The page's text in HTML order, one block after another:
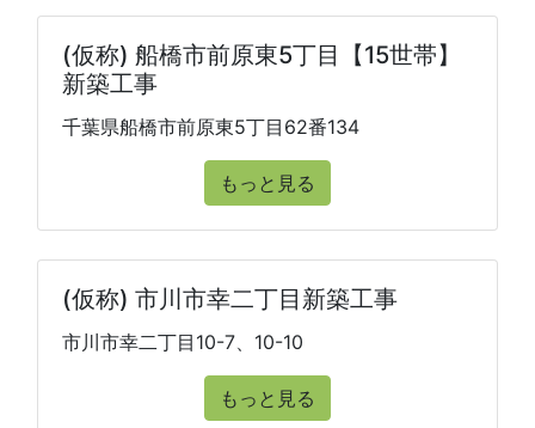
(仮称) 船橋市前原東5丁目【15世帯】
新築工事
千葉県船橋市前原東5丁目62番134
もっと見る
(仮称) 市川市幸二丁目新築工事
市川市幸二丁目10-7、10-10
もっと見る